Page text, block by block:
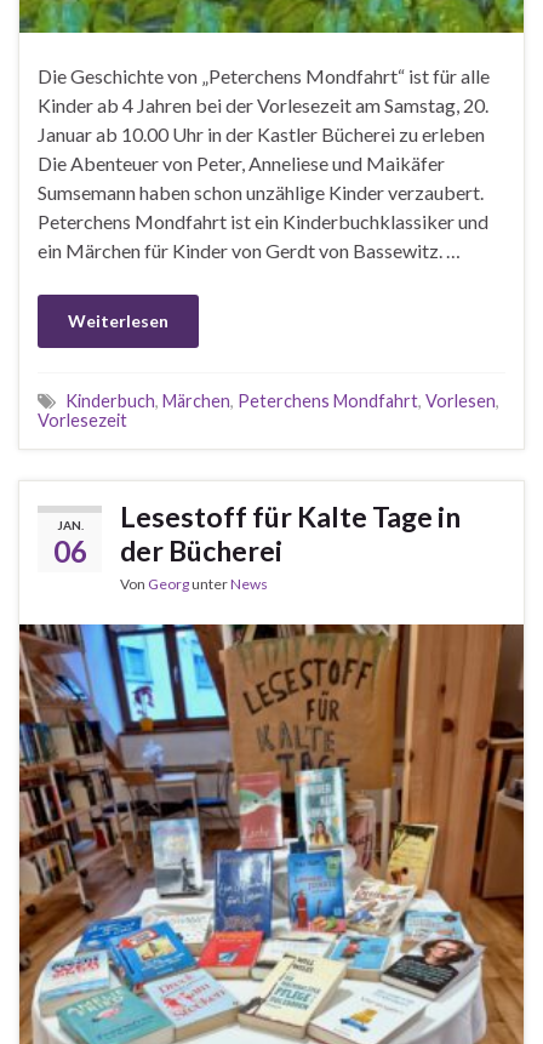
Die Geschichte von „Peterchens Mondfahrt“ ist für alle
Kinder ab 4 Jahren bei der Vorlesezeit am Samstag, 20.
Januar ab 10.00 Uhr in der Kastler Bücherei zu erleben
Die Abenteuer von Peter, Anneliese und Maikäfer
Sumsemann haben schon unzählige Kinder verzaubert.
Peterchens Mondfahrt ist ein Kinderbuchklassiker und
ein Märchen für Kinder von Gerdt von Bassewitz. …
Weiterlesen
Kinderbuch, Märchen, Peterchens Mondfahrt, Vorlesen,
Vorlesezeit
JAN.
06
Lesestoff für Kalte Tage in
der Bücherei
Von GeorgunterNews